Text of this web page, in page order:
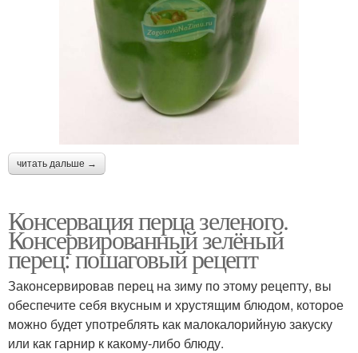
читать дальше →
Консервация перца зеленого.
Консервированный зелёный
перец: пошаговый рецепт
Законсервировав перец на зиму по этому рецепту, вы
обеспечите себя вкусным и хрустящим блюдом, которое
можно будет употреблять как малокалорийную закуску
или как гарнир к какому-либо блюду.